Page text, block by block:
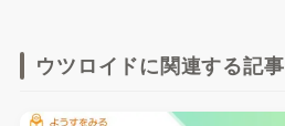
ウツロイドに関連する記事